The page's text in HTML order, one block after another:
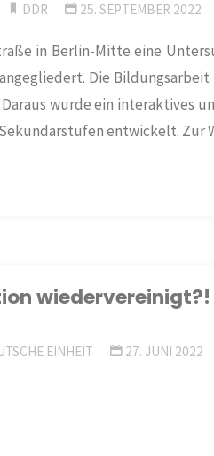
DDR 25. SEPTEMBER 2022
in Berlin-Mitte eine
Die
wurde ein interaktives
entwickelt. Zur
wiedervereinigt?!
EINHEIT 27. JUNI 2022